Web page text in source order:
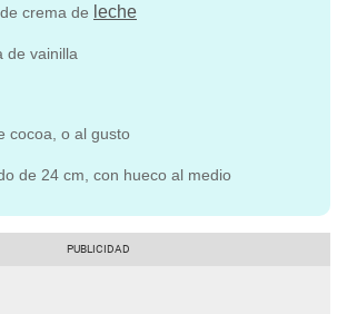
crema de leche
de vainilla
cocoa, o al gusto
de 24 cm, con hueco al medio